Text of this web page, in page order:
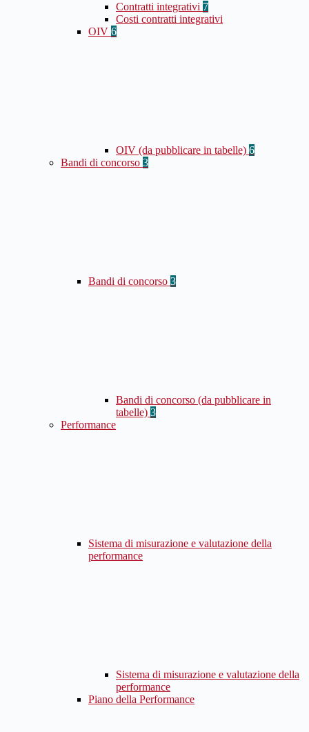
Contratti integrativi 7
Costi contratti integrativi
OIV 6
OIV (da pubblicare in tabelle) 6
Bandi di concorso 3
Bandi di concorso 3
Bandi di concorso (da pubblicare in
tabelle) 3
Performance
Sistema di misurazione e valutazione della
performance
Sistema di misurazione e valutazione della
performance
Piano della Performance